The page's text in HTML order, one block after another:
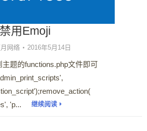
用Emoji
网络 2016年5月14日
题的functions.php文件即可
'p...
继续阅读